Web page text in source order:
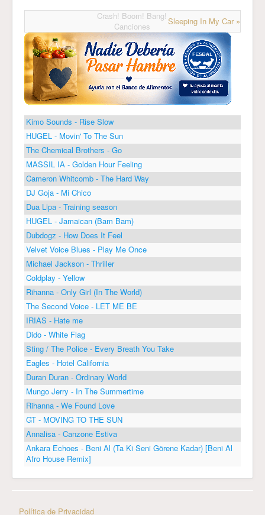
Crash! Boom! Bang!
Canciones
Sleeping In My Car »
Kimo Sounds - Rise Slow
HUGEL - Movin' To The Sun
The Chemical Brothers - Go
MASSIL IA - Golden Hour Feeling
Cameron Whitcomb - The Hard Way
DJ Goja - Mi Chico
Dua Lipa - Training season
HUGEL - Jamaican (Bam Bam)
Dubdogz - How Does It Feel
Velvet Voice Blues - Play Me Once
Michael Jackson - Thriller
Coldplay - Yellow
Rihanna - Only Girl (In The World)
The Second Voice - LET ME BE
IRIAS - Hate me
Dido - White Flag
Sting / The Police - Every Breath You Take
Eagles - Hotel California
Duran Duran - Ordinary World
Mungo Jerry - In The Summertime
Rihanna - We Found Love
GT - MOVING TO THE SUN
Annalisa - Canzone Estiva
Ankara Echoes - Beni Al (Ta Ki Seni Görene Kadar) [Beni Al
Afro House Remix]
Política de Privacidad